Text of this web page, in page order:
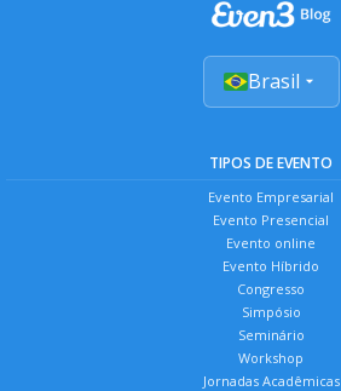
Brasil
TIPOS DE EVENTO
Evento Empresarial
Evento Presencial
Evento online
Evento Híbrido
Congresso
Simpósio
Seminário
Workshop
Jornadas Acadêmicas